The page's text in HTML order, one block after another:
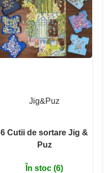
Jig&Puz
6 Cutii de sortare Jig &
Puz
În stoc (6)